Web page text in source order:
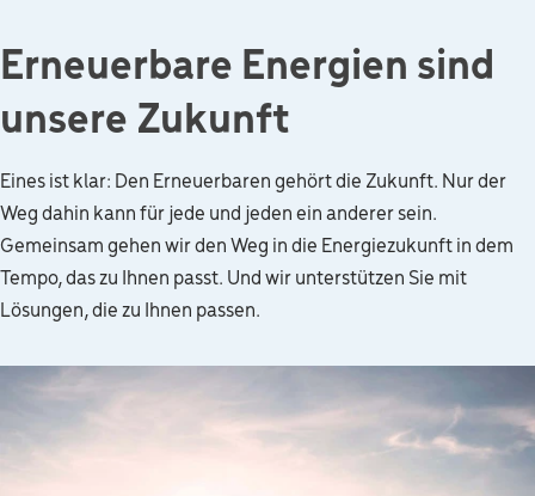
Erneuerbare Energien sind
unsere Zukunft
Eines ist klar: Den Erneuerbaren gehört die Zukunft. Nur der
Weg dahin kann für jede und jeden ein anderer sein.
Gemeinsam gehen wir den Weg in die Energiezukunft in dem
Tempo, das zu Ihnen passt. Und wir unterstützen Sie mit
Lösungen, die zu Ihnen passen.